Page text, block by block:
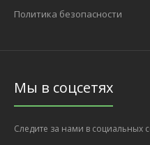
Политика безопасности
Мы в соцсетях
Следите за нами в социальных